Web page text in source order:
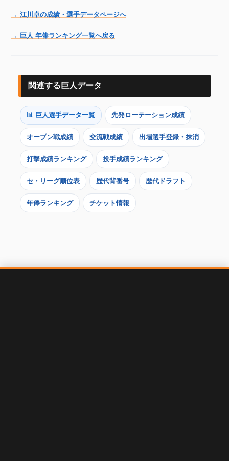
→ 江川卓の成績・選手データページへ
→ 巨人 年俸ランキング一覧へ戻る
関連する巨人データ
📊 巨人選手データ一覧 先発ローテーション成績
オープン戦成績 交流戦成績 出場選手登録・抹消
打撃成績ランキング 投手成績ランキング
セ・リーグ順位表 歴代背番号 歴代ドラフト
年俸ランキング チケット情報